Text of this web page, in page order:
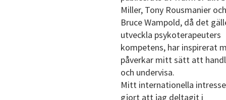
Miller, Tony Rousmanier och
Bruce Wampold, då det
utveckla psykoterapeuters
kompetens, har inspirerat
påverkar mitt sätt att
och undervisa.
Mitt internationella
gjort att jag deltagit i